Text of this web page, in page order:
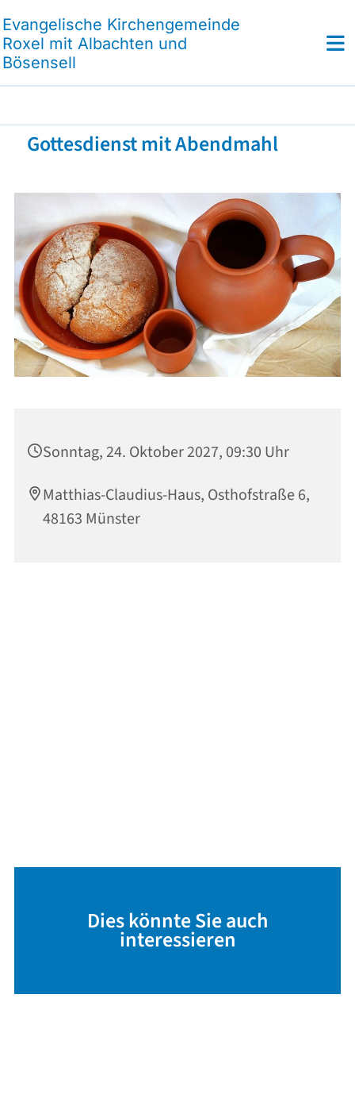
Evangelische Kirchengemeinde
Roxel mit Albachten und
Bösensell
Gottesdienst mit Abendmahl
Sonntag, 24. Oktober 2027, 09:30 Uhr
Matthias-Claudius-Haus, Osthofstraße 6,
48163 Münster
Dies könnte Sie auch
interessieren